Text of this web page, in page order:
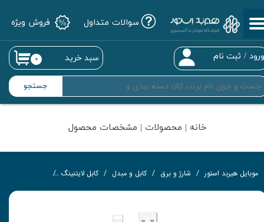
جستجو
/ ثبت نام
حساب کاربری من
تغییر گذر واژه
سفارشات
خروج از حساب کاربری
۰ سبد خرید
سوالات متداول فروش ویژه
خانه | محصولات | مشخصات محصول
موبایل هیربد استور شارژ و برق کابل و مبدل کابل لایتنینگ